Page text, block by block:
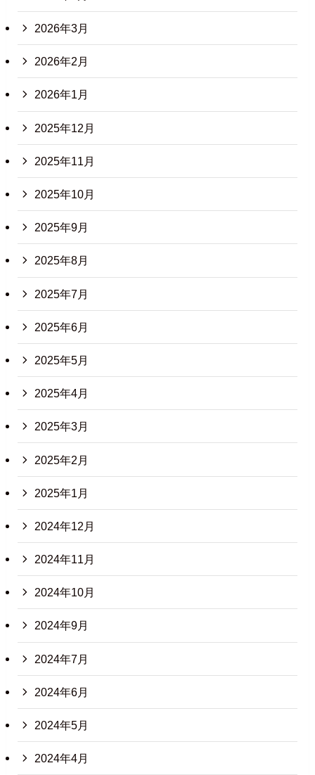
2026年3月
2026年2月
2026年1月
2025年12月
2025年11月
2025年10月
2025年9月
2025年8月
2025年7月
2025年6月
2025年5月
2025年4月
2025年3月
2025年2月
2025年1月
2024年12月
2024年11月
2024年10月
2024年9月
2024年7月
2024年6月
2024年5月
2024年4月